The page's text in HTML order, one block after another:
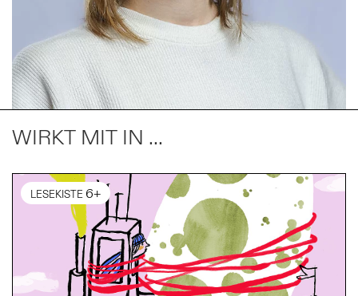
WIRKT MIT IN ...
LESEKISTE 6+